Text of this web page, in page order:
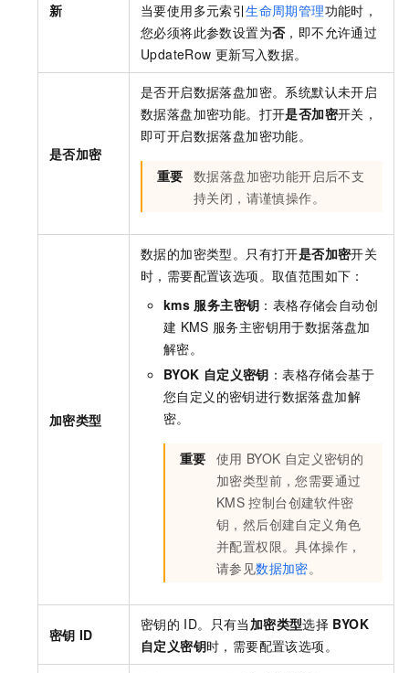
新
当要使用多元索引生命周期管理功能时，
您必须将此参数设置为否，即不允许通过
UpdateRow 更新写入数据。
是否加密
是否开启数据落盘加密。系统默认未开启
数据落盘加密功能。打开是否加密开关，
即可开启数据落盘加密功能。
重要 数据落盘加密功能开启后不支
持关闭，请谨慎操作。
加密类型
数据的加密类型。只有打开是否加密开关
时，需要配置该选项。取值范围如下：
kms 服务主密钥 ： 表格存储会自动创
建 KMS 服务主密钥用于数据落盘加
解密。
BYOK 自定义密钥 ：表格存储会基于
您自定义的密钥进行数据落盘加解
密。
重要 使用 BYOK 自定义密钥的
加密类型前，您需要通过
KMS 控制台创建软件密
钥，然后创建自定义角色
并配置权限。具体操作，
请参见数据加密。
密钥 ID
密钥的 ID。只有当 加密类型选择 BYOK
自定义密钥时，需要配置该选项。